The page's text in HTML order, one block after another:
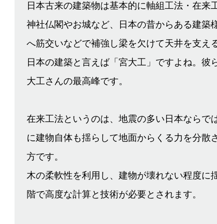
日本古来の建築物は基本的に軸組工法・在来
神社仏閣やお城など、日本の昔からある建築
へ筋交いなどで補強し梁を欠けて天井を支え
日本の建築と言えば「宮大工」ですよね。彼
大工さんの最高峰です。
在来工法というのは、地震の多い日本ならで
に建物自体も揺らして地面からくる力を分散
方です。
木の柔軟性を利用し、建物が壊れない程度に
階で高度な計算と技術が必要とされます。